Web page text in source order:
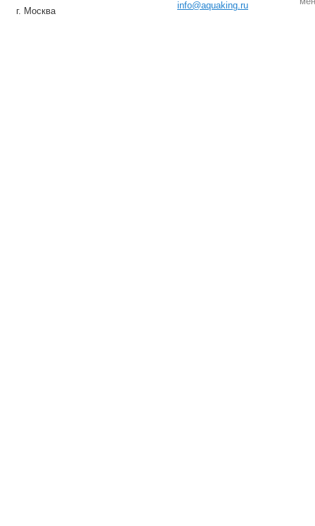
г. Москва
info@aquaking.ru